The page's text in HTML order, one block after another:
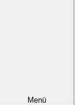
Menü